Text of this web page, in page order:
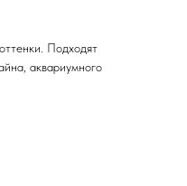
Подходят
аквариумного